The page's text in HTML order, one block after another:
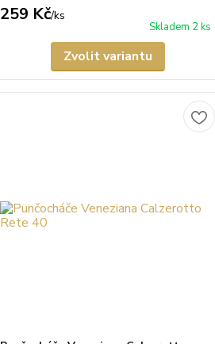
259 Kč/ks
Skladem 2 ks
Zvolit variantu